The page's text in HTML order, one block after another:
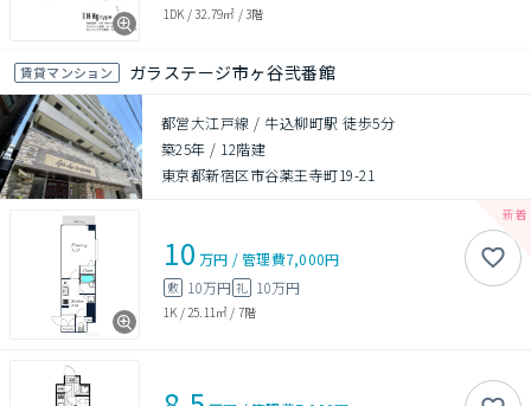
1DK /32.79㎡ /3階
賃貸マンション ガラステージ市ヶ谷弐番館
都営大江戸線 / 牛込柳町駅 徒歩5分
築25年 / 12階建
東京都新宿区市谷薬王寺町19-21
10 万円 /管理費7,000円
敷 10万円 礼 10万円
1K / 25.11㎡ / 7階